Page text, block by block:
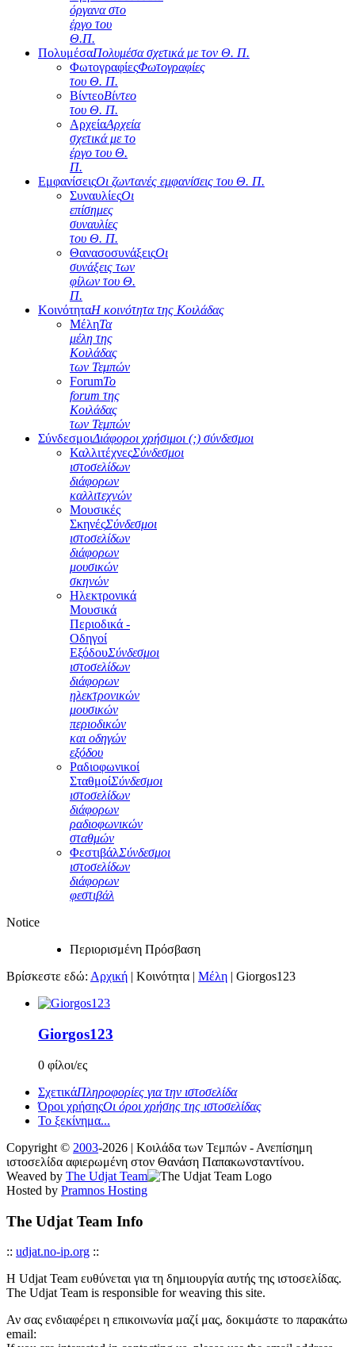
όργανα στο
έργο του
Θ.Π.
ΠολυμέσαΠολυμέσα σχετικά με τον Θ. Π.
ΦωτογραφίεςΦωτογραφίες
του Θ. Π.
ΒίντεοΒίντεο
του Θ. Π.
ΑρχείαΑρχεία
σχετικά με το
έργο του Θ.
Π.
ΕμφανίσειςΟι ζωντανές εμφανίσεις του Θ. Π.
ΣυναυλίεςΟι
επίσημες
συναυλίες
του Θ. Π.
ΘανασοσυνάξειςΟι
συνάξεις των
φίλων του Θ.
Π.
ΚοινότηταΗ κοινότητα της Κοιλάδας
ΜέληΤα
μέλη της
Κοιλάδας
των Τεμπών
ForumΤο
forum της
Κοιλάδας
των Τεμπών
ΣύνδεσμοιΔιάφοροι χρήσιμοι (;) σύνδεσμοι
ΚαλλιτέχνεςΣύνδεσμοι
ιστοσελίδων
διάφορων
καλλιτεχνών
Μουσικές
ΣκηνέςΣύνδεσμοι
ιστοσελίδων
διάφορων
μουσικών
σκηνών
Ηλεκτρονικά
Μουσικά
Περιοδικά -
Οδηγοί
ΕξόδουΣύνδεσμοι
ιστοσελίδων
διάφορων
ηλεκτρονικών
μουσικών
περιοδικών
και οδηγών
εξόδου
Ραδιοφωνικοί
ΣταθμοίΣύνδεσμοι
ιστοσελίδων
διάφορων
ραδιοφωνικών
σταθμών
ΦεστιβάλΣύνδεσμοι
ιστοσελίδων
διάφορων
φεστιβάλ
Notice
Περιορισμένη Πρόσβαση
Βρίσκεστε εδώ: Αρχική | Κοινότητα | Μέλη | Giorgos123
Giorgos123
0 φίλοι/ες
ΣχετικάΠληροφορίες για την ιστοσελίδα
Όροι χρήσηςΟι όροι χρήσης της ιστοσελίδας
Το ξεκίνημα...
Copyright © 2003-2026 | Κοιλάδα των Τεμπών - Ανεπίσημη
ιστοσελίδα αφιερωμένη στον Θανάση Παπακωνσταντίνου.
Weaved by The Udjat Team
Hosted by Pramnos Hosting
The Udjat Team Info
:: udjat.no-ip.org ::
Η Udjat Team ευθύνεται για τη δημιουργία αυτής της ιστοσελίδας.
The Udjat Team is responsible for weaving this site.
Αν σας ενδιαφέρει η επικοινωνία μαζί μας, δοκιμάστε το παρακάτω
email: